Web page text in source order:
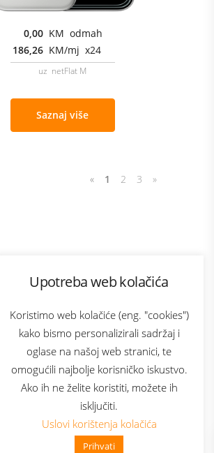
Upotreba web kolačića
Koristimo web kolačiće (eng. "cookies")
kako bismo personalizirali sadržaj i
oglase na našoj web stranici, te
omogućili najbolje korisničko iskustvo.
Ako ih ne želite koristiti, možete ih
isključiti.
Uslovi korištenja kolačića
Prihvati
👋 Zdravo, kako mogu pomoći?
0,00 KM odmah
186,26 KM/mj x24
uz netFlat M
Saznaj više
« 1 2 3 »
Bonus plus
Prijava za newsletter